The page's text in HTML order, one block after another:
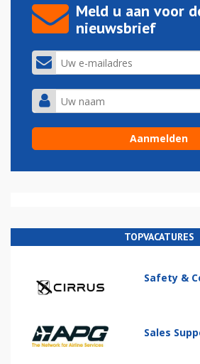
Meld u aan voor
nieuwsbrief
TOPVACATURES
Safety &
Sales